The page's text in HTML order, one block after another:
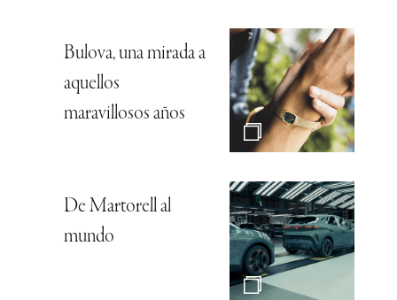
Bulova, una mirada a
aquellos
maravillosos años
De Martorell al
mundo